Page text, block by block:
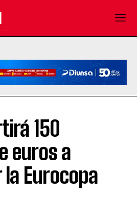
150
euros a
Eurocopa